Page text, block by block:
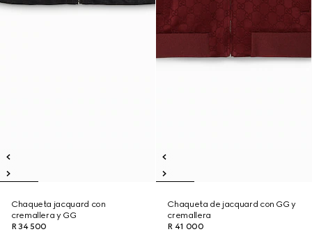
Chaqueta jacquard con
cremallera y GG
R 34 500
Chaqueta de jacquard con GG y
cremallera
R 41 000